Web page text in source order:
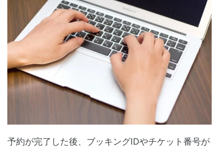
予約が完了した後、ブッキングIDやチケット番号が